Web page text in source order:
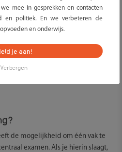
dit per school kan verschillen. Om
is voor het examen, zijn er
van toepassing. Wanneer is je
van vmbo, havo of vwo?
op een rij
de mogelijkheid om één vak te
examen. Als je hierin slaagt,
mee in gesprekken en contacten
en politiek. En we verbeteren de
en onderwijs.
je aan!
Verbergen